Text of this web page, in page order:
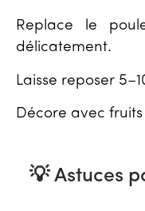
Replace le
délicatement.
Laisse reposer
Décore avec
💡 Astuces